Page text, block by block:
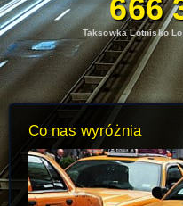
666
Taksowka Lotnisko
Co nas wyróżnia